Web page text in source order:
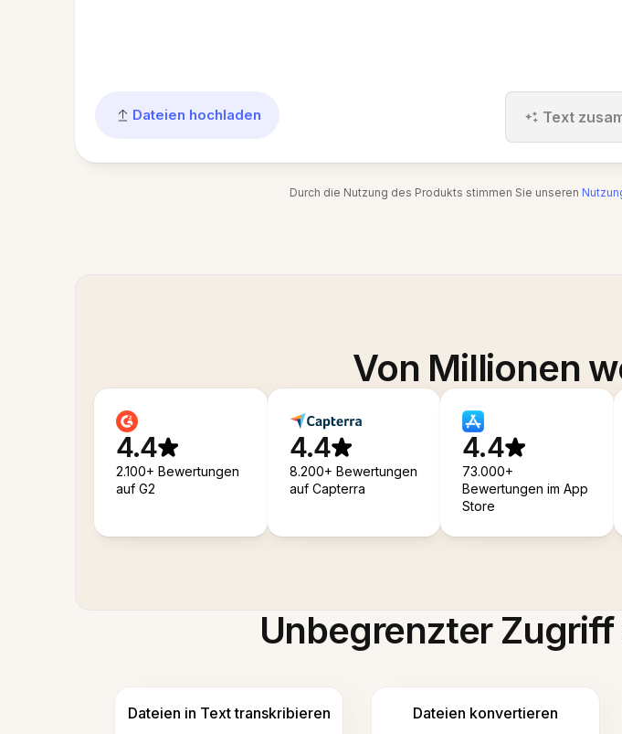
Dateien hochladen Text
Durch die Nutzung des Produkts stimmen Sie unseren
Von Millionen
4.4
2.100+ Bewertungen
auf G2
4.4
8.200+ Bewertungen
auf Capterra
4.4
73.000+
Bewertungen im App
Store
Unbegrenzter
Dateien in Text transkribieren Dateien konvertieren